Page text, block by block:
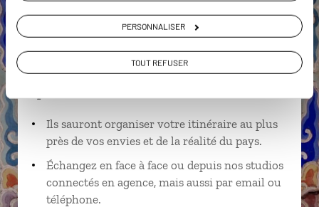
PERSONNALISER
TOUT REFUSER
Grégory,
spécialiste Chine
Suivez vos envies et demandez conseils à nos
Ils sauront organiser votre itinéraire au plus
près de vos envies et de la réalité du pays.
Échangez en face à face ou depuis nos studios
connectés en agence, mais aussi par email ou
téléphone.